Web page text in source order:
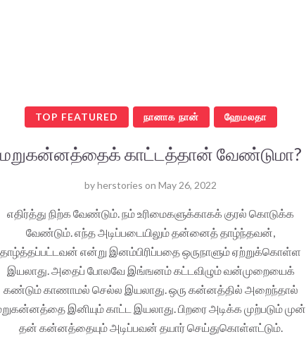
TOP FEATURED நானாக நான் ஹேமலதா
மறுகன்னத்தைக் காட்டத்தான் வேண்டுமா?
byherstories on May 26, 2022
எதிர்த்து நிற்க வேண்டும். நம் உரிமைகளுக்காகக் குரல் கொடுக்க
வேண்டும். எந்த அடிப்படையிலும் தன்னைத் தாழ்ந்தவன்,
தாழ்த்தப்பட்டவன் என்று இனம்பிரிப்பதை ஒருநாளும் ஏற்றுக்கொள்ள
இயலாது. அதைப் போலவே இங்ஙனம் கட்டவிழும் வன்முறையைக்
கண்டும் காணாமல் செல்ல இயலாது. ஒரு கன்னத்தில் அறைந்தால்
இனியும் காட்ட இயலாது. பிறரை அடிக்க முற்படும் முன்
தன் கன்னத்தையும் அடிப்பவன் தயார் செய்துகொள்ளட்டும்.